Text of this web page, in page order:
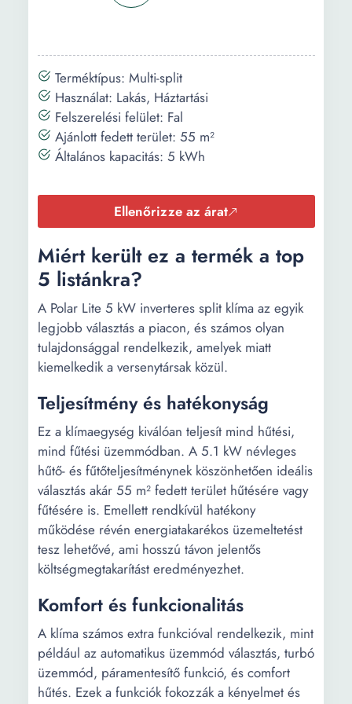
Terméktípus: Multi-split
Használat: Lakás, Háztartási
Felszerelési felület: Fal
Ajánlott fedett terület: 55 m²
Általános kapacitás: 5 kWh
Ellenőrizze az árat
Miért került ez a termék a top
5 listánkra?
A Polar Lite 5 kW inverteres split klíma az egyik
legjobb választás a piacon, és számos olyan
tulajdonsággal rendelkezik, amelyek miatt
kiemelkedik a versenytársak közül.
Teljesítmény és hatékonyság
Ez a klímaegység kiválóan teljesít mind hűtési,
mind fűtési üzemmódban. A 5.1 kW névleges
hűtő- és fűtőteljesítménynek köszönhetően ideális
választás akár 55 m² fedett terület hűtésére vagy
fűtésére is. Emellett rendkívül hatékony
működése révén energiatakarékos üzemeltetést
tesz lehetővé, ami hosszú távon jelentős
költségmegtakarítást eredményezhet.
Komfort és funkcionalitás
A klíma számos extra funkcióval rendelkezik, mint
például az automatikus üzemmód választás, turbó
üzemmód, páramentesítő funkció, és comfort
hűtés. Ezek a funkciók fokozzák a kényelmet és